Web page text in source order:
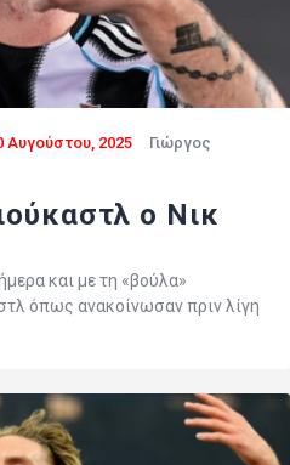
Αυγούστου, 2025
Γιώργος
ο Νικ
και με τη «βούλα»
όπως ανακοίνωσαν πριν λίγη